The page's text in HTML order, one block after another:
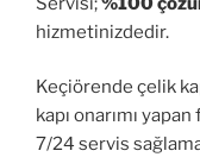
hizmetinizdedir.
Keçiörende çelik
kapı onarımı
7/24 servis